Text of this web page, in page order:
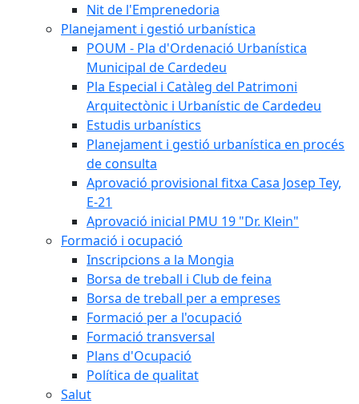
Nit de l'Emprenedoria
Planejament i gestió urbanística
POUM - Pla d'Ordenació Urbanística
Municipal de Cardedeu
Pla Especial i Catàleg del Patrimoni
Arquitectònic i Urbanístic de Cardedeu
Estudis urbanístics
Planejament i gestió urbanística en procés
de consulta
Aprovació provisional fitxa Casa Josep Tey,
E-21
Aprovació inicial PMU 19 "Dr. Klein"
Formació i ocupació
Inscripcions a la Mongia
Borsa de treball i Club de feina
Borsa de treball per a empreses
Formació per a l'ocupació
Formació transversal
Plans d'Ocupació
Política de qualitat
Salut